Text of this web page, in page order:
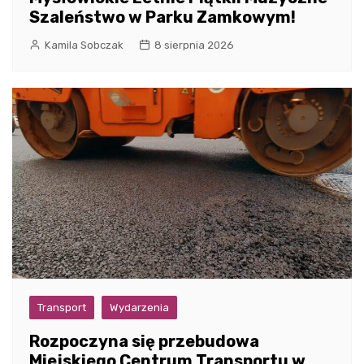
Szaleństwo w Parku Zamkowym!
Kamila Sobczak 8 sierpnia 2026
Transport Wydarzenia
Rozpoczyna się przebudowa